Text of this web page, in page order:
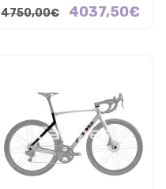
4750,00€ 4037,50€